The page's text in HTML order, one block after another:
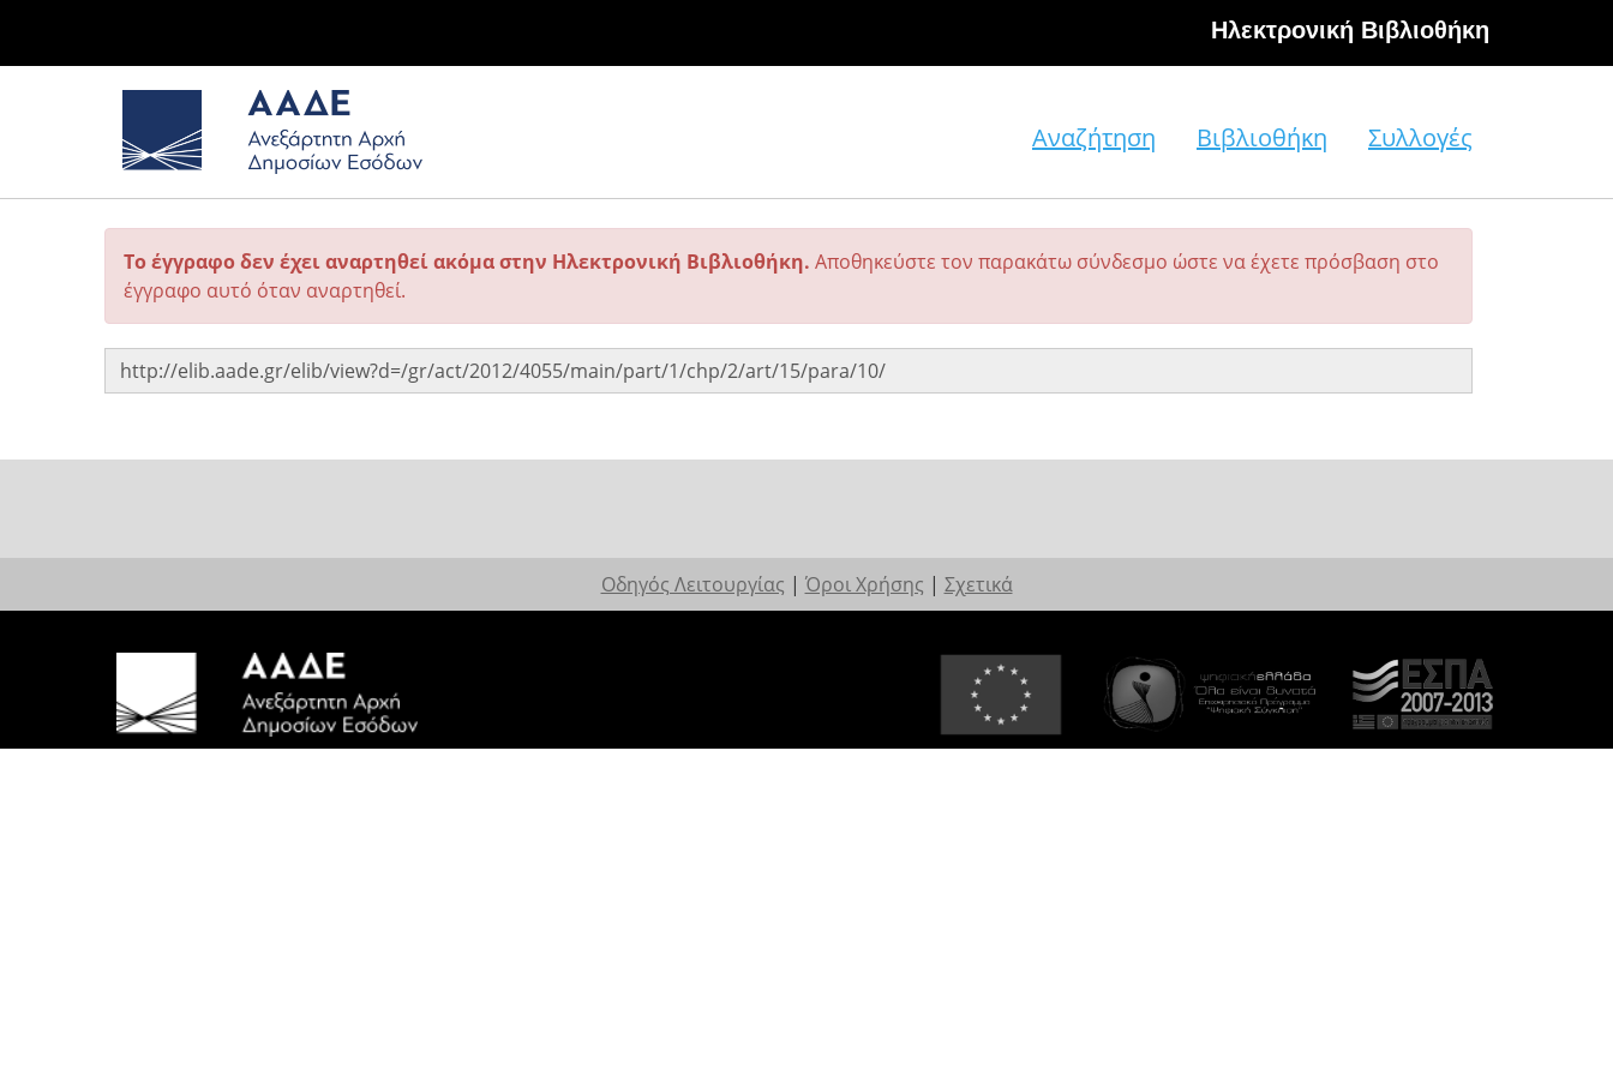
Hλεκτρονική Βιβλιοθήκη
Αναζήτηση Βιβλιοθήκη Συλλογές
Το έγγραφο δεν έχει αναρτηθεί ακόμα στην Ηλεκτρονική Βιβλιοθήκη. Αποθηκεύστε τον παρακάτω σύνδεσμο ώστε να έχετε πρόσβαση στο
έγγραφο αυτό όταν αναρτηθεί.
Οδηγός Λειτουργίας | Όροι Χρήσης | Σχετικά